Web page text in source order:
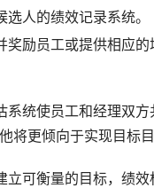
选人的绩效记录系统。
奖励员工或提供相应的
系统使员工和经理双
将更倾向于实现目标目
立可衡量的目标，绩